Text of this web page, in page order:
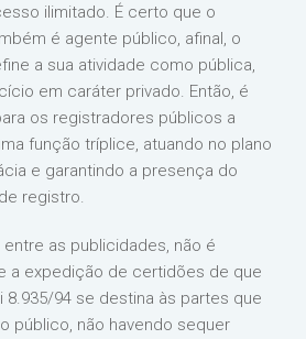
ilimitado. É certo que o
é agente público, afinal, o
a sua atividade como pública,
em caráter privado. Então, é
os registradores públicos a
função tríplice, atuando no plano
e garantindo a presença do
registro.
as publicidades, não é
a expedição de certidões de que
8.935/94 se destina às partes que
público, não havendo sequer